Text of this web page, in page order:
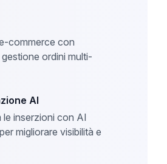
commerce con
ordini multi-
AI
le inserzioni con AI
migliorare visibilità e